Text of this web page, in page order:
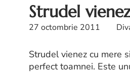
Strudel
27 octombrie 2011
Strudel vienez cu mere
perfect toamnei. Este